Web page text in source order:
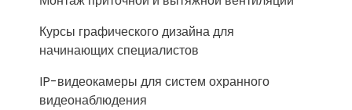
Курсы графического дизайна для
начинающих специалистов
IP-видеокамеры для систем охранного
видеонаблюдения